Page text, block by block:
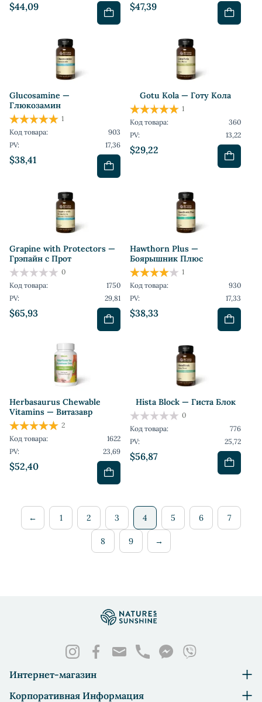
$44,09 $47,39
Glucosamine —
Глюкозамин
$38,41
1
Код товара:
903
PV:
17,36
Gotu Kola — Готу Кола
$29,22
1
Код товара:
360
PV:
13,22
Grapine with Protectors —
Грэпайн с Прот
$65,93
0
Код товара:
1750
PV:
29,81
Hawthorn Plus —
Боярышник Плюс
$38,33
1
Код товара:
930
PV:
17,33
Herbasaurus Сhewable
Vitamins — Витазавр
$52,40
2
Код товара:
1622
PV:
23,69
Hista Block — Гиста Блок
$56,87
0
Код товара:
776
PV:
25,72
← 1 2 3 4 5 6 7
8 9 →
Интернет-магазин
Корпоративная Информация